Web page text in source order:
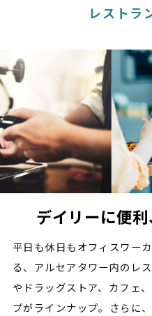
レストラ
デイリーに便
平日も休日もオフィスワー
る、アルセアタワー内のレ
やドラッグストア、カフェ
プがラインナップ。さらに